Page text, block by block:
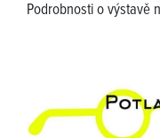
Podrobnosti o výstavě